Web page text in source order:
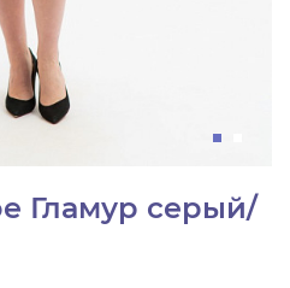
Гламур серый/